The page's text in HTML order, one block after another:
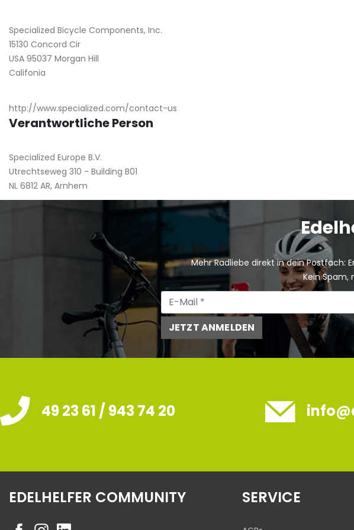
Specialized Bicycle Components, Inc.
15130 Concord Cir
USA 95037 Morgan Hill
Califonia
http://www.specialized.com/contact-us
Verantwortliche Person
Specialized Europe B.V.
Utrechtseweg 310 - Building B01
NL 6812 AR, Arnhem
Mehr Radliebe direkt in dein Postfach:
Kein Spam,
JETZT ANMELDEN
49 23 61 / 943 74 20
EDELHELFER COMMUNITY SERVICE